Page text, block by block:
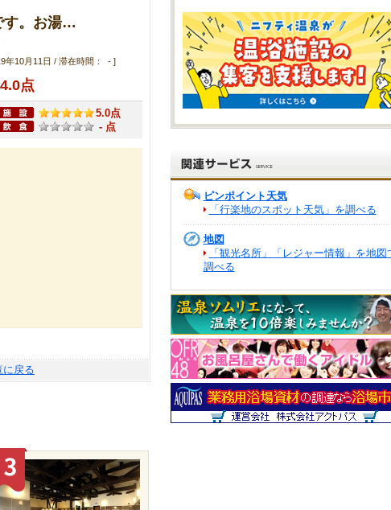
す。お湯…
年10月11日 / 滞在時間： - ]
4.0点
5.0点
- 点
戻る
ピンポイント天気
「行楽地のスポット天気」を調べる
地図
「観光名所」「レジャー情報」を地図
調べる